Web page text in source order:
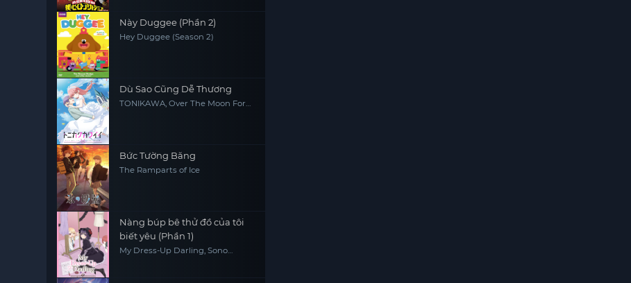
Này Duggee (Phần 2)
Hey Duggee (Season 2)
Dù Sao Cũng Dễ Thương
TONIKAWA, Over The Moon For
Bức Tường Băng
The Ramparts of Ice
Nàng búp bê thử đồ của tôi
biết yêu (Phần 1)
My Dress-Up Darling, Sono